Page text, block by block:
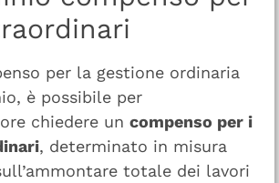
per la gestione ordinaria
è possibile per
chiedere un compenso per i
, determinato in misura
totale dei lavori